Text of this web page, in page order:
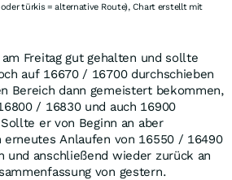
türkis = alternative Route), Chart erstellt mit
Freitag gut gehalten und sollte
auf 16670 / 16700 durchschieben
Bereich dann gemeistert bekommen,
/ 16830 und auch 16900
er von Beginn an aber
Anlaufen von 16550 / 16490
und anschließend wieder zurück an
von gestern.